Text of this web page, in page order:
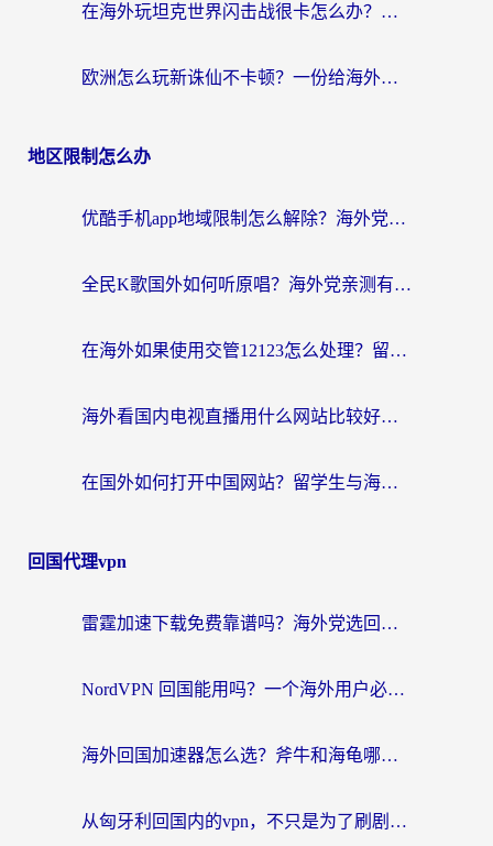
在海外玩坦克世界闪击战很卡怎么办？老玩家亲测有效的加速器选择指南
欧洲怎么玩新诛仙不卡顿？一份给海外游子的国服游戏畅玩指南
地区限制怎么办
优酷手机app地域限制怎么解除？海外党亲测有效的追剧方案
全民K歌国外如何听原唱？海外党亲测有效的回国加速器选择指南
在海外如果使用交管12123怎么处理？留学生亲测有效的回国加速方案
海外看国内电视直播用什么网站比较好？一篇解决你所有追剧难题的实用指南
在国外如何打开中国网站？留学生与海外华人的无缝访问指南
回国代理vpn
雷霆加速下载免费靠谱吗？海外党选回国加速器的避坑指南（附热门工具对比）
NordVPN 回国能用吗？一个海外用户必须面对的真实困境
海外回国加速器怎么选？斧牛和海龟哪个好？一篇帮你避开坑的实用指南
从匈牙利回国内的vpn，不只是为了刷剧那么简单